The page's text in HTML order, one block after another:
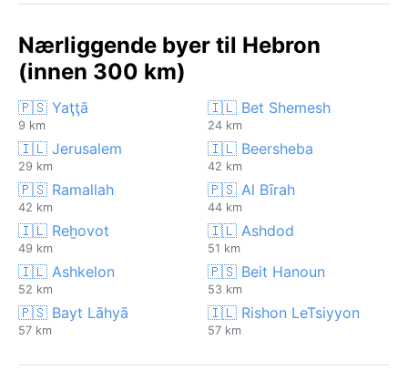
Nærliggende byer til Hebron
(innen 300 km)
🇵🇸 Yaţţā
9 km
🇮🇱 Bet Shemesh
24 km
🇮🇱 Jerusalem
29 km
🇮🇱 Beersheba
42 km
🇵🇸 Ramallah
42 km
🇵🇸 Al Bīrah
44 km
🇮🇱 Reẖovot
49 km
🇮🇱 Ashdod
51 km
🇮🇱 Ashkelon
52 km
🇵🇸 Beit Hanoun
53 km
🇵🇸 Bayt Lāhyā
57 km
🇮🇱 Rishon LeTsiyyon
57 km